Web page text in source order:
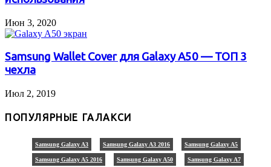
Июн 3, 2020
Samsung Wallet Cover для Galaxy A50 — ТОП 3
чехла
Июл 2, 2019
ПОПУЛЯРНЫЕ ГАЛАКСИ
Samsung Galaxy A3 Samsung Galaxy A3 2016 Samsung Galaxy A5
Samsung Galaxy A5 2016 Samsung Galaxy A50 Samsung Galaxy A7